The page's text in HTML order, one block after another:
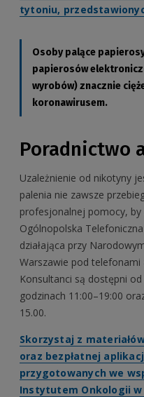
tytoniu,
Osoby palące
papierosów
wyrobów) znacznie
koronawirusem.
Poradnictwo
Uzależnienie od nikotyny
palenia nie zawsze
profesjonalnej pomocy, by
Ogólnopolska
działająca przy
Warszawie pod telefonami
Konsultanci są dostępni
godzinach 11:00–19:00
15.00.
Skorzystaj z
oraz bezpłatnej
przygotowanych we
Instytutem Onkologii w